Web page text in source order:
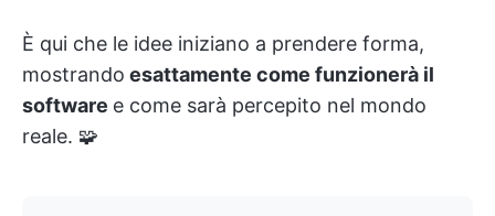
È qui che le idee iniziano a prendere forma,
mostrando esattamente come funzionerà il
software e come sarà percepito nel mondo
reale. 🧩